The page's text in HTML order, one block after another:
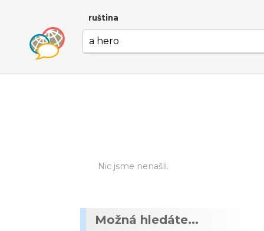
ruština
Nic jsme nenašli.
Možná hledáte...